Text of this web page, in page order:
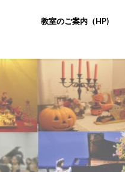
教室のご案内（HP)